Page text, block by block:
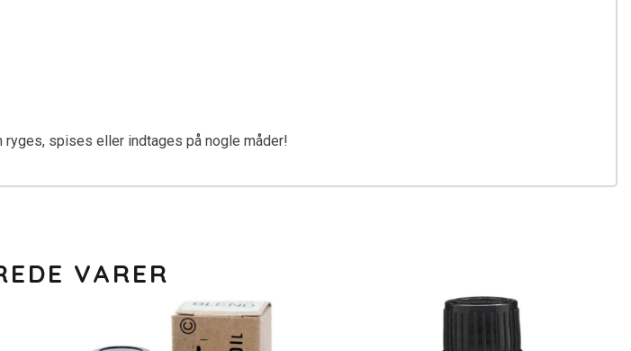
spises eller indtages på nogle måder!
VARER